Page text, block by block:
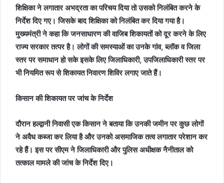
शिक्षिका ने लगातार अभद्रता का परिचय दिया तो उसको निलंबित करने के
निर्देश दिए गए। जिसके बाद शिक्षिका को निलंबित कर दिया गया है।
मुख्यमंत्री ने कहा कि जनसाधारण की वाजिब शिकायतों को दूर करने के लिए
राज्य सरकार तत्पर है। लोगों की समस्याओं का उनके गांव, ब्लॉक व जिला
स्तर पर समाधान हो सके इसके लिए जिलाधिकारी, उपजिलाधिकारी स्तर पर
भी नियमित रूप से शिकायत निवारण शिविर लगाए जाते हैं।
किसान की शिकायत पर जांच के निर्देश
दौरान हल्द्वानी निवासी एक किसान ने बताया कि उनकी जमीन पर कुछ लोगों
ने अवैध कब्जा कर लिया है और उनको असमाजिक तत्व लगातार परेशान कर
रहे हैं। इस पर सीएम ने जिलाधिकारी और पुलिस अधीक्षक नैनीताल को
तत्काल मामले की जांच के निर्देश दिए।